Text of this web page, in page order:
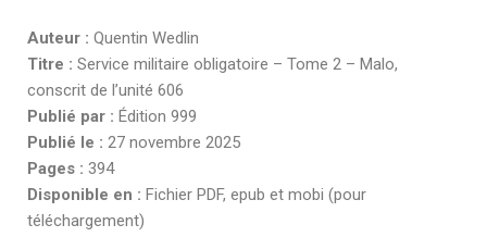
Auteur : Quentin Wedlin
Titre : Service militaire obligatoire – Tome 2 – Malo,
conscrit de l’unité 606
Publié par : Édition 999
Publié le : 27 novembre 2025
Pages : 394
Disponible en : Fichier PDF, epub et mobi (pour
téléchargement)